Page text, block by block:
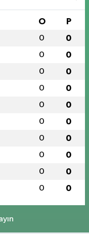
O P
0 0
0 0
0 0
0 0
0 0
0 0
0 0
0 0
0 0
0 0